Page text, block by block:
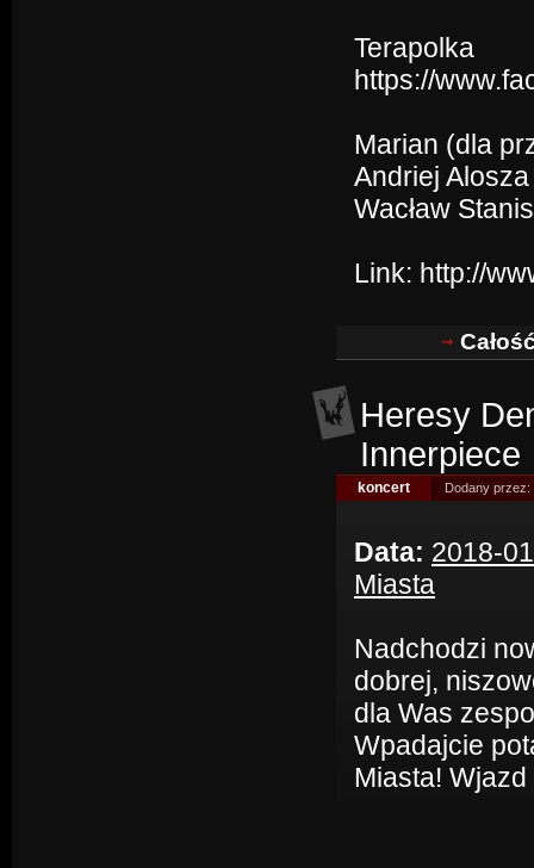
Terapolka
https://
Marian (dla
Andriej
Wacław
Link: http://
Heresy
Innerpiece
koncert Dodany przez:
Data: 2018-
Miasta
Nadchodzi
dobrej,
dla Was
Wpadajcie
Miasta!